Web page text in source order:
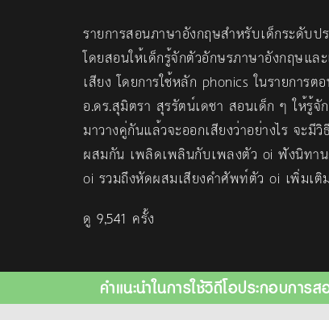
รายการสอนภาษาอังกฤษสำหรับเด็กระดับ
โดยสอนให้เด็กรู้จักตัวอักษรภาษาอังกฤษแ
เสียง โดยการใช้หลัก phonics ในรายกา
อ.ดร.สุมิตรา สุรรัตน์เดชา สอนเด็ก ๆ ให้รู้
มาวางคู่กันแล้วจะออกเสียงว่าอย่างไร จะ
ผสมกัน เพลิดเพลินกับเพลงตัว oi ฟังนิทา
oi รวมถึงหัดผสมเสียงคำศัพท์ตัว oi เพิ่มเติ
ดู 9,541 ครั้ง
คำแนะนำในการใช้วิดีโอประกอบการ